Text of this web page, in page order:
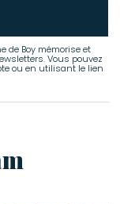
de Boy mémorise et
Vous pouvez
ou en utilisant le lien